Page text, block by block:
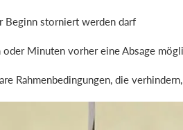
Beginn storniert werden darf
Minuten vorher eine Absage
Rahmenbedingungen, die